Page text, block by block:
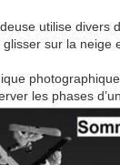
utilise
sur la neige
les phases